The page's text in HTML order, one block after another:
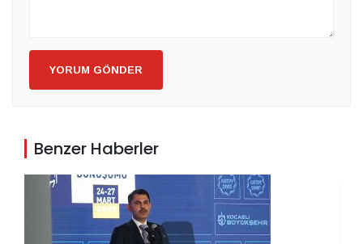
YORUM GÖNDER
Benzer Haberler